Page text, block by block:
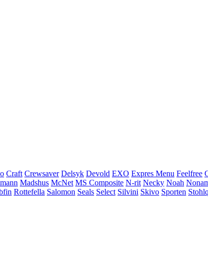
Craft Crewsaver Delsyk Devold EXO Expres Menu Feelfree
Madshus McNet MS Composite N-rit Necky Noah
Rottefella Salomon Seals Select Silvini Skivo Sporten